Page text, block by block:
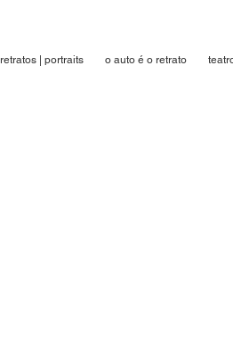
retratos | portraits o auto é o retrato